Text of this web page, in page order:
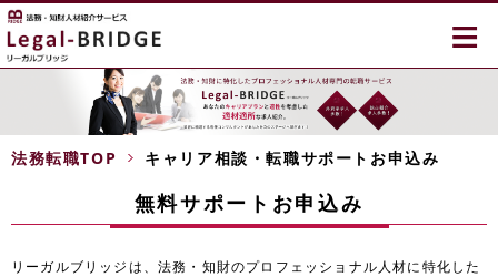
≡
法務転職TOP キャリア相談・転職サポートお申込み
無料サポートお申込み
リーガルブリッジは、法務・知財のプロフェッショナル人材に特化した